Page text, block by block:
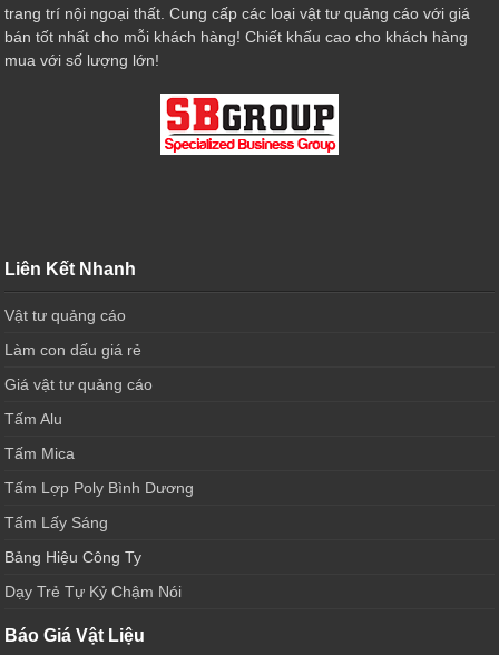
trang trí nội ngoại thất. Cung cấp các loại vật tư quảng cáo với giá
bán tốt nhất cho mỗi khách hàng! Chiết khấu cao cho khách hàng
mua với số lượng lớn!
Liên Kết Nhanh
Vật tư quảng cáo
Làm con dấu giá rẻ
Giá vật tư quảng cáo
Tấm Alu
Tấm Mica
Tấm Lợp Poly Bình Dương
Tấm Lấy Sáng
Bảng Hiệu Công Ty
Dạy Trẻ Tự Kỷ Chậm Nói
Báo Giá Vật Liệu